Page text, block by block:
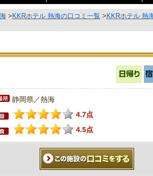
> KKRホテル 熱海の口コミ一覧 > KKRホテル 熱
静岡県／熱海
4.7点
4.5点